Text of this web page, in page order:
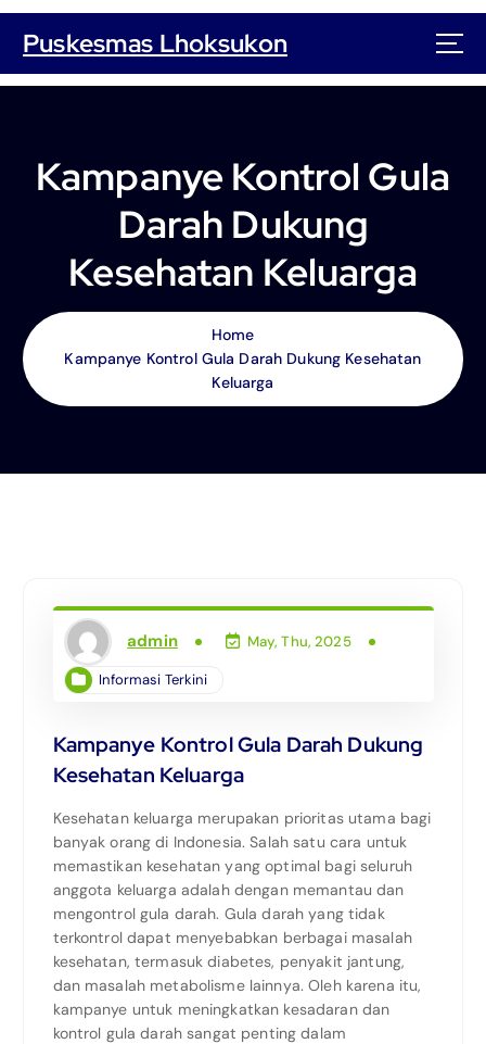
S
p
Puskesmas Lhoksukon
Kampanye Kontrol Gula
Darah Dukung
Kesehatan Keluarga
Home
Kampanye Kontrol Gula Darah Dukung Kesehatan
Keluarga
admin May, Thu, 2025
Informasi Terkini
Kampanye Kontrol Gula Darah Dukung
Kesehatan Keluarga
Kesehatan keluarga merupakan prioritas utama bagi
banyak orang di Indonesia. Salah satu cara untuk
memastikan kesehatan yang optimal bagi seluruh
anggota keluarga adalah dengan memantau dan
mengontrol gula darah. Gula darah yang tidak
terkontrol dapat menyebabkan berbagai masalah
kesehatan, termasuk diabetes, penyakit jantung,
dan masalah metabolisme lainnya. Oleh karena itu,
kampanye untuk meningkatkan kesadaran dan
kontrol gula darah sangat penting dalam